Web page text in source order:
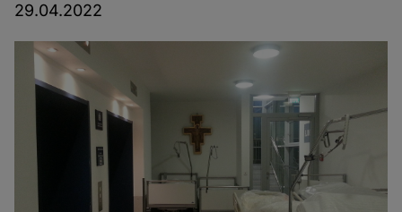
29.04.2022